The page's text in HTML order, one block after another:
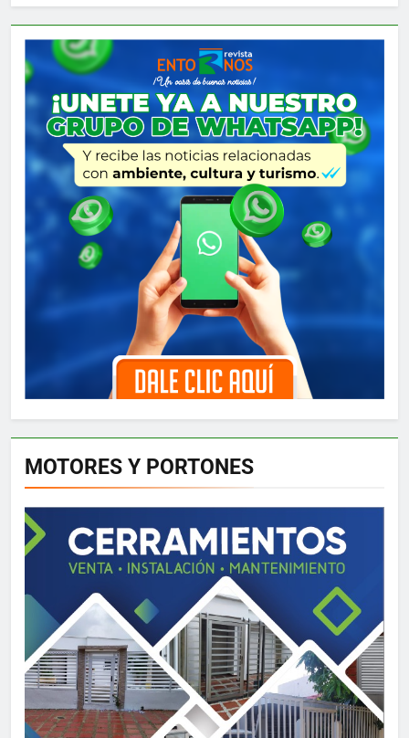
MOTORES Y PORTONES